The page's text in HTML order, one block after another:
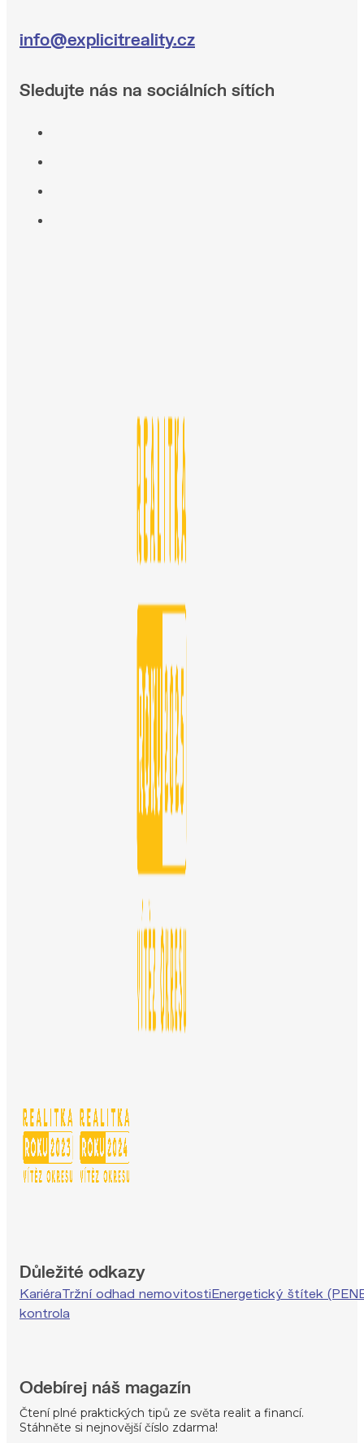
info@explicitreality.cz
Sledujte nás na sociálních sítích
Důležité odkazy
KariéraTržní odhad nemovitostiEnergetický štítek
kontrola
Odebírej náš magazín